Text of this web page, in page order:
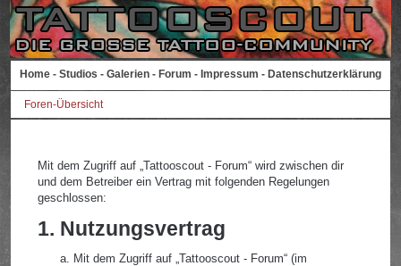
Home - Studios - Galerien - Forum - Impressum - Datenschutzerklärung
Foren-Übersicht
Mit dem Zugriff auf „Tattooscout - Forum“ wird zwischen dir
und dem Betreiber ein Vertrag mit folgenden Regelungen
geschlossen:
1. Nutzungsvertrag
Mit dem Zugriff auf „Tattooscout - Forum“ (im